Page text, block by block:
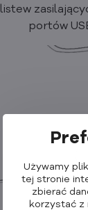
portów
Używamy
tej stronie
zbierać
korzystać z